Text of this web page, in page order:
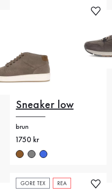
Sneaker low
brun
Nytt pris
1750 kr
GORE TEX REA